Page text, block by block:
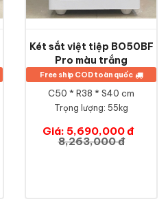
Két sắt việt tiệp BO50BF
Pro màu trắng
Free ship COD toàn quốc
C50 * R38 * S40 cm
Trọng lượng: 55kg
Giá: 5,690,000 đ
8,263,000 đ